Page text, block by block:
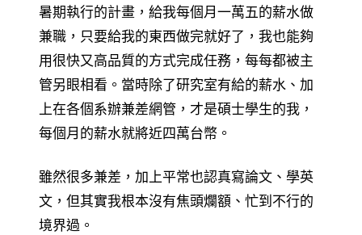
暑期執行的計畫，給我每個月一萬五的薪水做
兼職，只要給我的東西做完就好了，我也能夠
用很快又高品質的方式完成任務，每每都被主
管另眼相看。當時除了研究室有給的薪水、加
上在各個系辦兼差網管，才是碩士學生的我，
每個月的薪水就將近四萬台幣。
雖然很多兼差，加上平常也認真寫論文、學英
文，但其實我根本沒有焦頭爛額、忙到不行的
境界過。